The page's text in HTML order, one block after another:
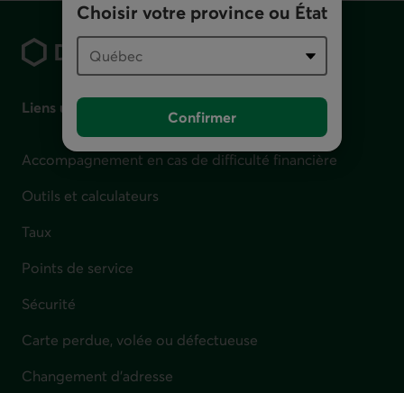
Choisir votre province ou État
Confirmer
Pied de page
Liens utiles
Accompagnement en cas de difficulté financière
Outils et calculateurs
Taux
Points de service
Sécurité
Carte perdue, volée ou défectueuse
Changement d'adresse